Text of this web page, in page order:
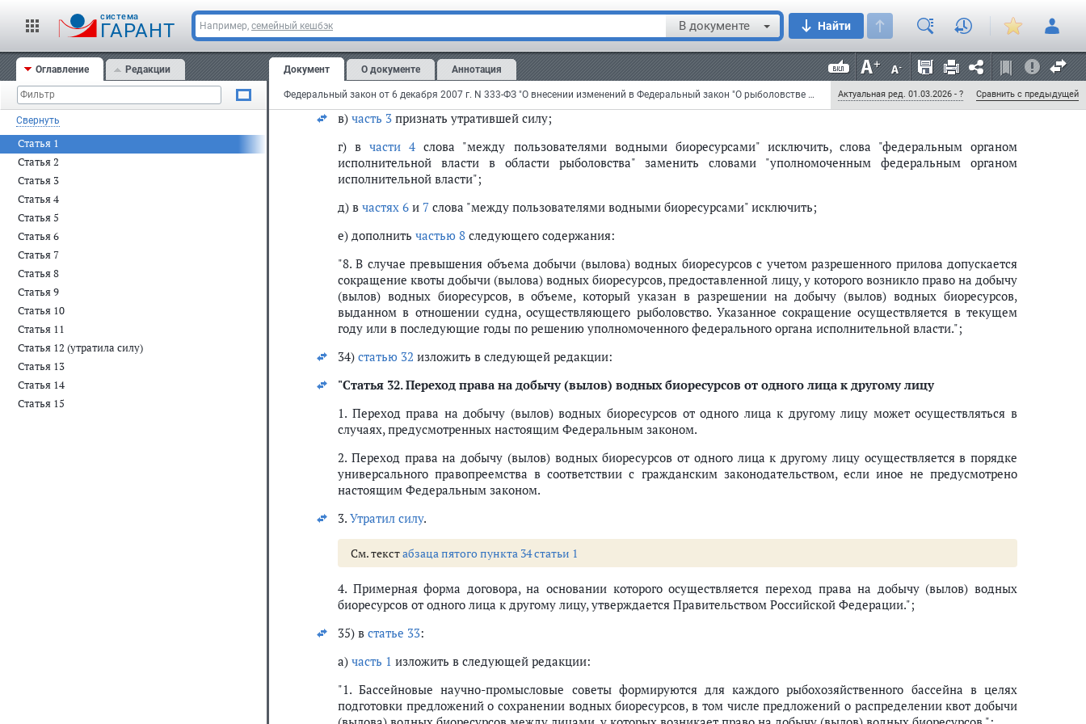
cистема
ГАРАНТ Например, семейный кешбэк В документе Найти
Оглавление Редакции
Свернуть
Статья 1
Статья 2
Статья 3
Статья 4
Статья 5
Статья 6
Статья 7
Статья 8
Статья 9
Статья 10
Статья 11
Статья 12 (утратила силу)
Статья 13
Статья 14
Статья 15
Документ О документе Аннотация
Федеральный закон от 6 декабря 2007 г. N 333-ФЗ "О внесении изменений в Федеральный закон "О рыболовстве и сохранении водных биологических ресурсов" и отдельные законодательные акты Российской Федерации" (с изменениями и дополнениями) Актуальная ред. 01.03.2026 - ? Сравнить с предыдущей
"1. Промышленные квоты и прибрежные квоты, а также квоты добычи (вылова) водных биоресурсов для Российской
Федерации в районах действия международных договоров Российской Федерации в области рыболовства и
сохранения водных биоресурсов распределяются между лицами, указанными в статьях 19 и 20 настоящего
Федерального закона, путем заключения с ними договоров о закреплении долей квоты добычи (вылова) водных
биоресурсов на десять лет на основании данных рыбохозяйственного реестра об объеме добытых (выловленных)
такими лицами водных биоресурсов за четыре года, предшествующие расчетному году.";
в) часть 3 признать утратившей силу;
г) вчасти 4 слова "между пользователями водными биоресурсами" исключить, слова "федеральным органом
исполнительной власти в области рыболовства" заменить словами "уполномоченным федеральным органом
исполнительной власти";
д) в частях 6 и 7 слова "между пользователями водными биоресурсами" исключить;
е) дополнить частью 8 следующего содержания:
"8. В случае превышения объема добычи (вылова) водных биоресурсов с учетом разрешенного прилова допускается
сокращение квоты добычи (вылова) водных биоресурсов, предоставленной лицу, у которого возникло право на добычу
(вылов) водных биоресурсов, в объеме, который указан в разрешении на добычу (вылов) водных биоресурсов,
выданном в отношении судна, осуществляющего рыболовство. Указанное сокращение осуществляется в текущем
году или в последующие годы по решению уполномоченного федерального органа исполнительной власти.";
34) статью 32 изложить в следующей редакции:
"Статья 32. Переход права на добычу (вылов) водных биоресурсов от одного лица к другому лицу
1. Переход права на добычу (вылов) водных биоресурсов от одного лица к другому лицу может осуществляться в
случаях, предусмотренных настоящим Федеральным законом.
2. Переход права на добычу (вылов) водных биоресурсов от одного лица к другому лицу осуществляется в порядке
универсального правопреемства в соответствии с гражданским законодательством, если иное не предусмотрено
настоящим Федеральным законом.
3. Утратил силу.
См. текстабзаца пятого пункта 34 статьи 1
4. Примерная форма договора, на основании которого осуществляется переход права на добычу (вылов) водных
биоресурсов от одного лица к другому лицу, утверждается Правительством Российской Федерации.";
35) в статье 33:
а) часть 1 изложить в следующей редакции:
"1. Бассейновые научно-промысловые советы формируются для каждого рыбохозяйственного бассейна в целях
подготовки предложений о сохранении водных биоресурсов, в том числе предложений о распределении квот добычи